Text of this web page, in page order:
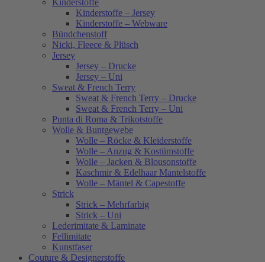
Kinderstoffe
Kinderstoffe – Jersey
Kinderstoffe – Webware
Bündchenstoff
Nicki, Fleece & Plüsch
Jersey
Jersey – Drucke
Jersey – Uni
Sweat & French Terry
Sweat & French Terry – Drucke
Sweat & French Terry – Uni
Punta di Roma & Trikotstoffe
Wolle & Buntgewebe
Wolle – Röcke & Kleiderstoffe
Wolle – Anzug & Kostümstoffe
Wolle – Jacken & Blousonstoffe
Kaschmir & Edelhaar Mantelstoffe
Wolle – Mäntel & Capestoffe
Strick
Strick – Mehrfarbig
Strick – Uni
Lederimitate & Laminate
Fellimitate
Kunstfaser
Couture & Designerstoffe